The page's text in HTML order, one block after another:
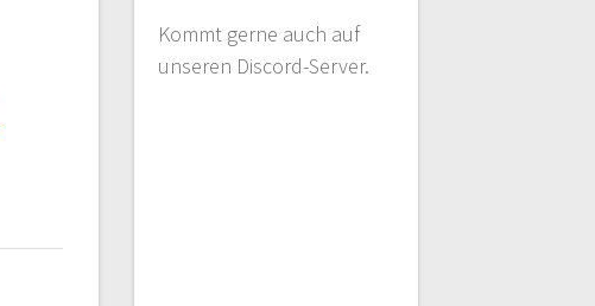
Kommt gerne auch auf
unseren Discord-Server.